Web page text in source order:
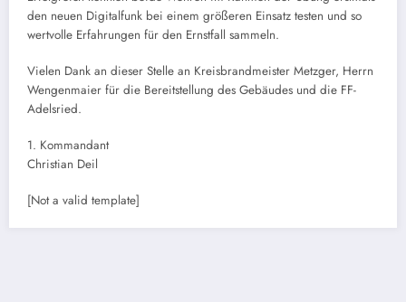
den neuen Digitalfunk bei einem größeren Einsatz testen und so
wertvolle Erfahrungen für den Ernstfall sammeln.
Vielen Dank an dieser Stelle an Kreisbrandmeister Metzger, Herrn
Wengenmaier für die Bereitstellung des Gebäudes und die FF-
Adelsried.
1. Kommandant
Christian Deil
[Not a valid template]